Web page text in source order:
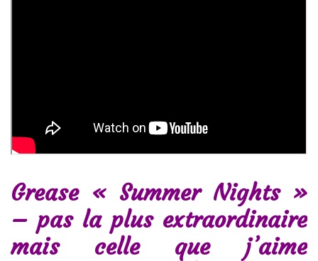
Grease « Summer Nights »
– pas la plus extraordinaire
mais celle que j’aime